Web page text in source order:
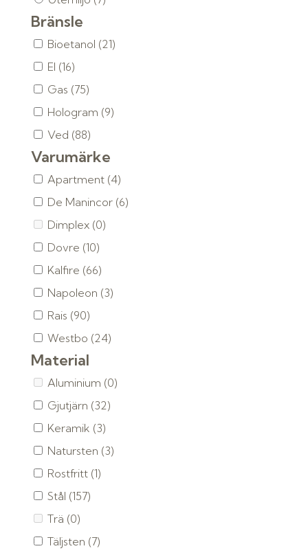
Bränsle
Bioetanol (21)
El (16)
Gas (75)
Hologram (9)
Ved (88)
Varumärke
Apartment (4)
De Manincor (6)
Dimplex (0)
Dovre (10)
Kalfire (66)
Napoleon (3)
Rais (90)
Westbo (24)
Material
Aluminium (0)
Gjutjärn (32)
Keramik (3)
Natursten (3)
Rostfritt (1)
Stål (157)
Trä (0)
Täljsten (7)